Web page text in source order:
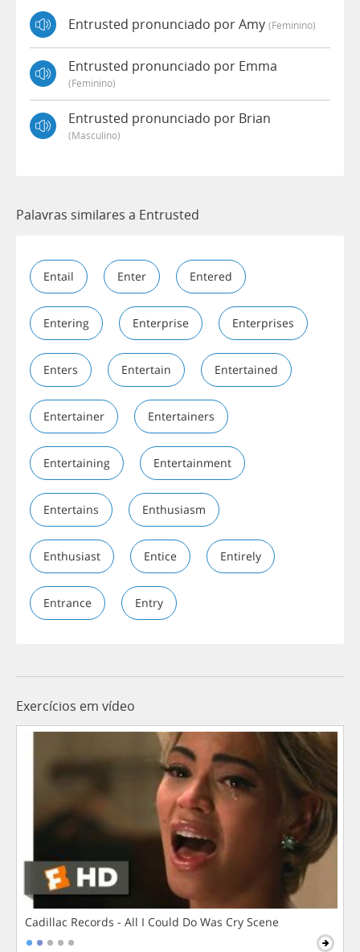
Entrusted pronunciado por Amy (feminino)
Entrusted pronunciado por Emma
(feminino)
Entrusted pronunciado por Brian
(masculino)
Palavras similares a Entrusted
Entail Enter Entered
Entering Enterprise Enterprises
Enters Entertain Entertained
Entertainer Entertainers
Entertaining Entertainment
Entertains Enthusiasm
Enthusiast Entice Entirely
Entrance Entry
Exercícios em vídeo
Cadillac Records - All I Could Do Was Cry Scene